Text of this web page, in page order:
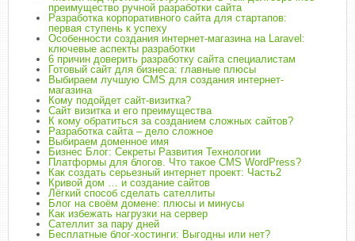
преимущество ручной разработки сайта
Разработка корпоративного сайта для стартапов:
первая ступень к успеху
Особенности создания интернет-магазина на Laravel:
ключевые аспекты разработки
6 причин доверить разработку сайта специалистам
Готовый сайт для бизнеса: главные плюсы
Выбираем лучшую СMS для создания интернет-
магазина
Кому подойдет сайт-визитка?
Сайт визитка и его преимущества
К кому обратиться за созданием сложных сайтов?
Разработка сайта – дело сложное
Выбираем доменное имя
Бизнес Блог: Секреты Развития Технологии
Платформы для блогов. Что такое CMS WordPress?
Как создать серьезный интернет проект: Часть2
Кривой дом … и создание сайтов
Лёгкий способ сделать сателлиты
Блог на своём домене: плюсы и минусы
Как избежать нагрузки на сервер
Сателлит за пару дней
Бесплатные блог-хостинги: Выгодны или нет?